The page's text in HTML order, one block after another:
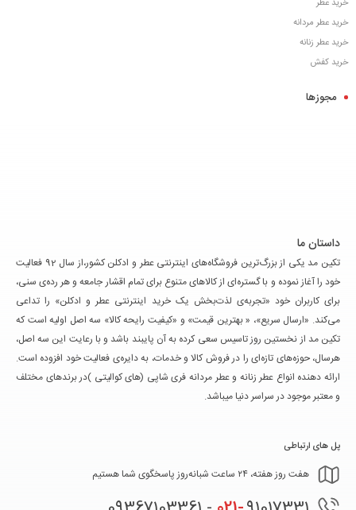
خرید عطر
خرید عطر مردانه
خرید عطر زنانه
خرید کفش
مجوزها
داستان ما
تکین مد یکی از بزرگ‌ترین فروشگاه‌های اینترنتی عطر و ادکلن کشور،از سال 92 فعالیت
خود را آغاز نموده و با گستره‌ای از کالاهای متنوع برای تمام اقشار جامعه و هر رده‌ی سنی،
برای کاربران خود «تجربه‌ی لذت‌بخش یک خرید اینترنتی عطر و ادکلن» را تداعی
می‌کند. «ارسال سریع»، « بهترین قیمت» و «کیفیت رایحه کالا» سه اصل اولیه است که
تکین مد از نخستین روز تاسیس سعی کرده به آن پایبند باشد و با رعایت این سه اصل،
هرسال، حوزه‌های تازه‌ای را در فروش کالا و خدمات، به دایره‌ی فعالیت خود افزوده است.
ارائه دهنده انواع عطر زنانه و عطر مردانه فری شاپی (های کوالیتی )در برندهای مختلف
و معتبر موجود در سراسر دنیا میباشد.
پل های ارتباطی
هفت روز هفته، ۲۴ ساعت شبانه‌روز پاسخگوی شما هستیم